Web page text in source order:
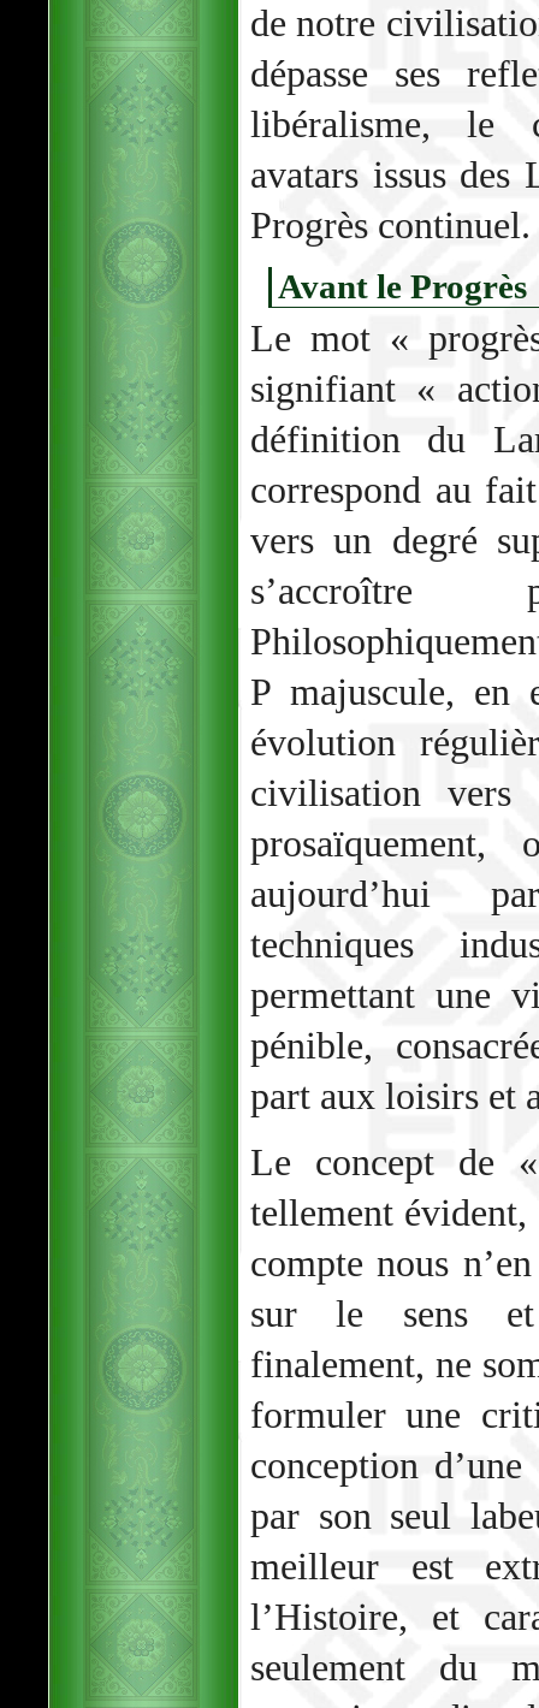
de notre
dépasse ses
libéralisme, le
avatars issus des
Progrès continuel.
Avant le Progrès
Le mot «
signifiant «
définition du
correspond au
vers un degré
P majuscule, en
évolution
civilisation
aujourd’hui
techniques
permettant une
pénible,
part aux loisirs et
Le concept de
tellement évident,
compte nous
sur le sens
finalement, ne
formuler une
conception
par son seul
meilleur est
l’Histoire, et
seulement du